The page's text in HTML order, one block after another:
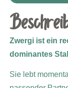
Zwergi ist ein
dominantes
Sie lebt